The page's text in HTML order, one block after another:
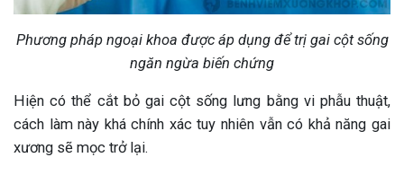
Phương pháp ngoại khoa được áp dụng để trị gai cột sống
ngăn ngừa biến chứng
Hiện có thể cắt bỏ gai cột sống lưng bằng vi phẫu thuật,
cách làm này khá chính xác tuy nhiên vẫn có khả năng gai
xương sẽ mọc trở lại.